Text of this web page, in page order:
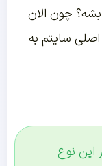
چون الان
سایتم به
این نوع